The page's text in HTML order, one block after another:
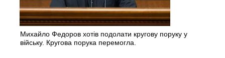
Михайло Федоров хотів подолати кругову поруку у
війську. Кругова порука перемогла.